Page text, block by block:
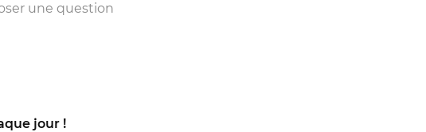
une question
jour !